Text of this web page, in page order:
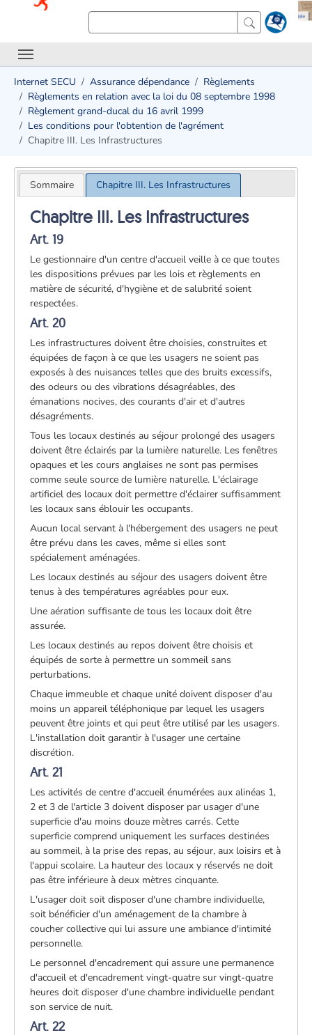
Internet SECU Assurance dépendance
Règlements
Règlements en relation avec la loi du 08 septembre 1998
Règlement grand-ducal du 16 avril 1999
Les conditions pour l'obtention de l'agrément
Chapitre III. Les Infrastructures
Sommaire Chapitre III. Les Infrastructures
Chapitre III. Les Infrastructures
Art. 19
Le gestionnaire d'un centre d'accueil veille à ce que toutes
les dispositions prévues par les lois et règlements en
matière de sécurité, d'hygiène et de salubrité soient
respectées.
Art. 20
Les infrastructures doivent être choisies, construites et
équipées de façon à ce que les usagers ne soient pas
exposés à des nuisances telles que des bruits excessifs,
des odeurs ou des vibrations désagréables, des
émanations nocives, des courants d'air et d'autres
désagréments.
Tous les locaux destinés au séjour prolongé des usagers
doivent être éclairés par la lumière naturelle. Les fenêtres
opaques et les cours anglaises ne sont pas permises
comme seule source de lumière naturelle. L'éclairage
artificiel des locaux doit permettre d'éclairer suffisamment
les locaux sans éblouir les occupants.
Aucun local servant à l'hébergement des usagers ne peut
être prévu dans les caves, même si elles sont
spécialement aménagées.
Les locaux destinés au séjour des usagers doivent être
tenus à des températures agréables pour eux.
Une aération suffisante de tous les locaux doit être
assurée.
Les locaux destinés au repos doivent être choisis et
équipés de sorte à permettre un sommeil sans
perturbations.
Chaque immeuble et chaque unité doivent disposer d'au
moins un appareil téléphonique par lequel les usagers
peuvent être joints et qui peut être utilisé par les usagers.
L'installation doit garantir à l'usager une certaine
discrétion.
Art. 21
Les activités de centre d'accueil énumérées aux alinéas 1,
2 et 3 de l'article 3 doivent disposer par usager d'une
superficie d'au moins douze mètres carrés. Cette
superficie comprend uniquement les surfaces destinées
au sommeil, à la prise des repas, au séjour, aux loisirs et à
l'appui scolaire. La hauteur des locaux y réservés ne doit
pas être inférieure à deux mètres cinquante.
L'usager doit soit disposer d'une chambre individuelle,
soit bénéficier d'un aménagement de la chambre à
coucher collective qui lui assure une ambiance d'intimité
personnelle.
Le personnel d'encadrement qui assure une permanence
d'accueil et d'encadrement vingt-quatre sur vingt-quatre
heures doit disposer d'une chambre individuelle pendant
son service de nuit.
Art. 22